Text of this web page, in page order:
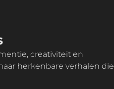
herkenbare verhalen die